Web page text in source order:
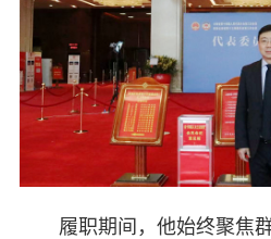
履职期间，他始终聚焦群